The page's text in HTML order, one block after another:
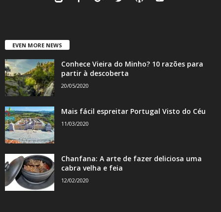
EVEN MORE NEWS
Conhece Vieira do Minho? 10 razões para
partir à descoberta
20/05/2020
Mais fácil espreitar Portugal Visto do Céu
11/03/2020
Chanfana: A arte de fazer deliciosa uma
cabra velha e feia
12/02/2020